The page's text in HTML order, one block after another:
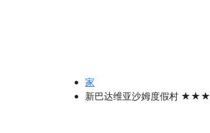
家
新巴达维亚沙姆度假村 ★★★